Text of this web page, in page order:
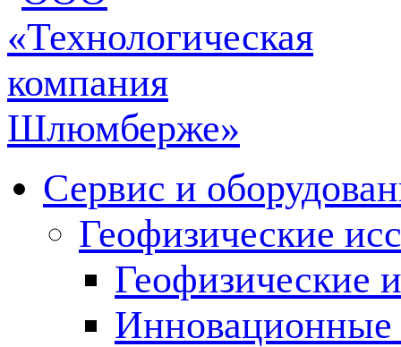
Сервис и
Геофизические
Геофизические
Инновационные